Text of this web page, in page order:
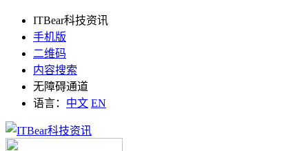
ITBear科技资讯
手机版
二维码
内容搜索
无障碍通道
语言： 中文 EN